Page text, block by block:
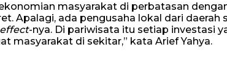
masyarakat di perbatasan
Apalagi, ada pengusaha lokal dari daerah
-nya. Di pariwisata itu setiap investasi
masyarakat di sekitar,” kata Arief Yahya.